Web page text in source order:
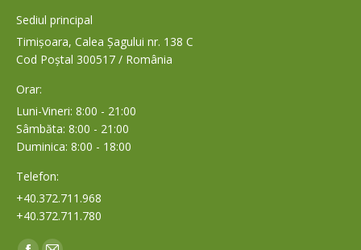
Sediul principal
Timișoara, Calea Șagului nr. 138 C
Cod Poștal 300517 / România
Orar:
Luni-Vineri: 8:00 - 21:00
Sâmbăta: 8:00 - 21:00
Duminica: 8:00 - 18:00
Telefon:
+40.372.711.968
+40.372.711.780
Find us on: